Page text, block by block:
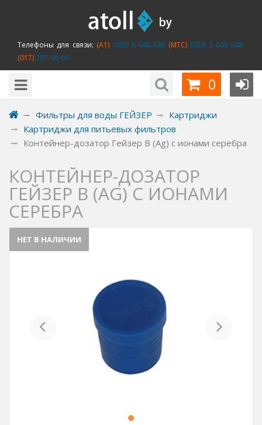
Телефоны для связи: (A1)(029) 6-648-648 (MTC)(029) 5-648-648
(017)397-98-66
0
Фильтры для воды ГЕЙЗЕР
Картриджи
Картриджи для питьевых фильтров
Контейнер-дозатор Гейзер В (Ag) с ионами серебра
КОНТЕЙНЕР-ДОЗАТОР
ГЕЙЗЕР В (AG) С ИОНАМИ
СЕРЕБРА
НЕТ В НАЛИЧИИ
Previous